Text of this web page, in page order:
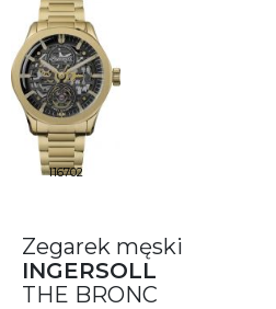
I16702
Zegarek męski
INGERSOLL
THE BRONC